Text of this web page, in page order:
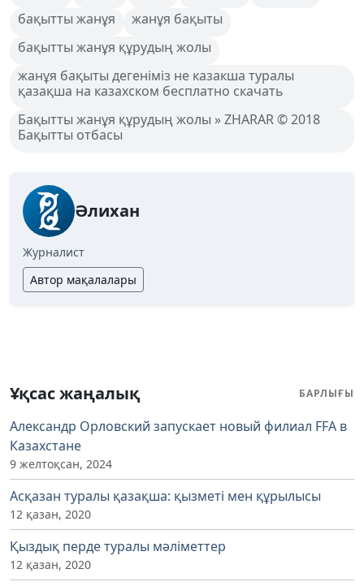
бақытты жанұя
жанұя бақыты
бақытты жанұя құрудың жолы
жанұя бақыты дегеніміз не казакша туралы
қазақша на казахском бесплатно скачать
Бақытты жанұя құрудың жолы » ZHARAR © 2018
Бақытты отбасы
Әлихан
Журналист
Автор мақалалары
Ұқсас жаңалық БАРЛЫҒЫ
Александр Орловский запускает новый филиал FFA в
Казахстане
9 желтоқсан, 2024
Асқазан туралы қазақша: қызметі мен құрылысы
12 қазан, 2020
Қыздық перде туралы мәліметтер
12 қазан, 2020